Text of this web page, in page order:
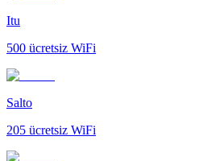
Itu
500 ücretsiz WiFi
Salto
205 ücretsiz WiFi